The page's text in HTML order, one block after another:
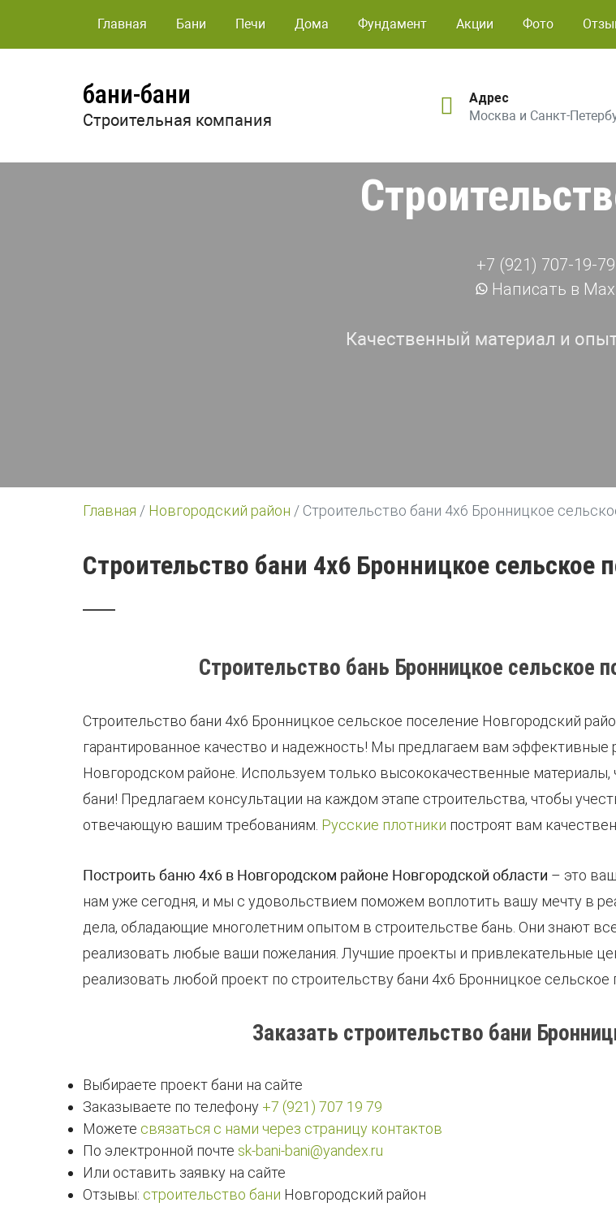
Главная Бани Печи Дома Фундамент Акции Фото
бани-бани
Строительная компания
Адрес
Москва и Санкт-
+7 (921) 707-19-79
Написать в Max
Качественный материал и
Главная / Новгородский район / Строительство бани 4х6 Бронницкое
Строительство бани 4х6 Бронницкое сельское
Строительство бань Бронницкое сельское
Строительство бани 4х6 Бронницкое сельское поселение Новгородский
гарантированное качество и надежность! Мы предлагаем вам эффективные
Новгородском районе. Используем только высококачественные
бани! Предлагаем консультации на каждом этапе строительства, чтобы
отвечающую вашим требованиям. Русские плотники построят вам
Построить баню 4х6 в Новгородском районе Новгородской области – это
нам уже сегодня, и мы с удовольствием поможем воплотить вашу мечту в
дела, обладающие многолетним опытом в строительстве бань. Они знают
реализовать любые ваши пожелания. Лучшие проекты и привлекательные
реализовать любой проект по строительству бани 4х6 Бронницкое
Заказать строительство бани
Выбираете проект бани на сайте
Заказываете по телефону +7 (921) 707 19 79
Можете связаться с нами через страницу контактов
По электронной почте sk-bani-bani@yandex.ru
Или оставить заявку на сайте
Отзывы: строительство бани Новгородский район